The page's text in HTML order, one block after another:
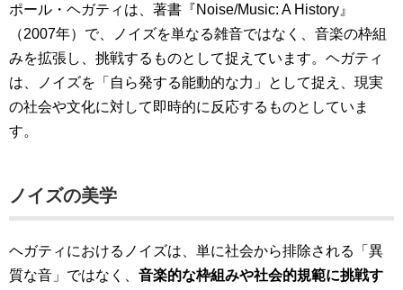
ポール・ヘガティは、著書『Noise/Music: A History』
（2007年）で、ノイズを単なる雑音ではなく、音楽の枠組
みを拡張し、挑戦するものとして捉えています。ヘガティ
は、ノイズを「自ら発する能動的な力」として捉え、現実
の社会や文化に対して即時的に反応するものとしていま
す。
ノイズの美学
ヘガティにおけるノイズは、単に社会から排除される「異
質な音」ではなく、 音楽的な枠組みや社会的規範に挑戦す